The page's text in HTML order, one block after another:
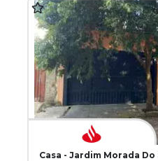
Casa - Jardim Morada